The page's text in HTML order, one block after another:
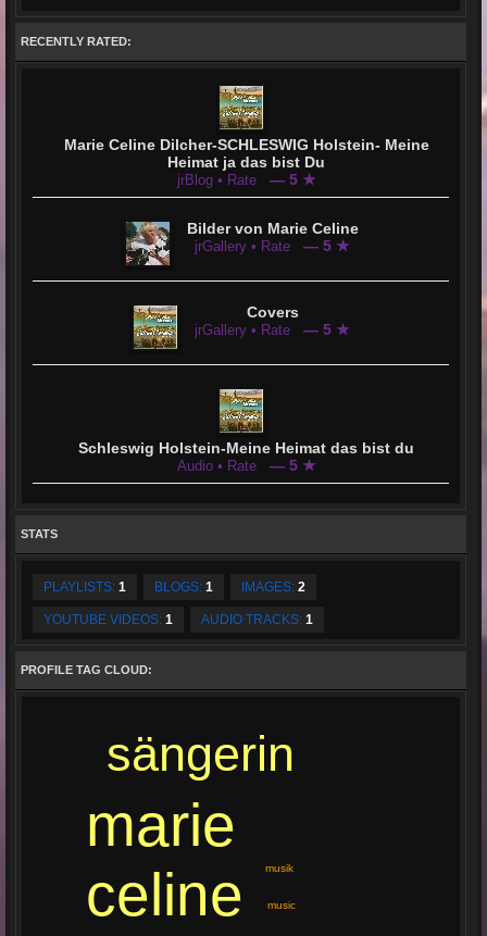
RECENTLY RATED:
Marie Celine Dilcher-SCHLESWIG Holstein- Meine
Heimat ja das bist Du
jrBlog • Rate — 5 ★
Bilder von Marie Celine
jrGallery • Rate — 5 ★
Covers
jrGallery • Rate — 5 ★
Schleswig Holstein-Meine Heimat das bist du
Audio • Rate — 5 ★
STATS
PLAYLISTS: 1 BLOGS: 1 IMAGES: 2
YOUTUBE VIDEOS: 1 AUDIO TRACKS: 1
PROFILE TAG CLOUD:
marie
celine
sängerin
music
musik